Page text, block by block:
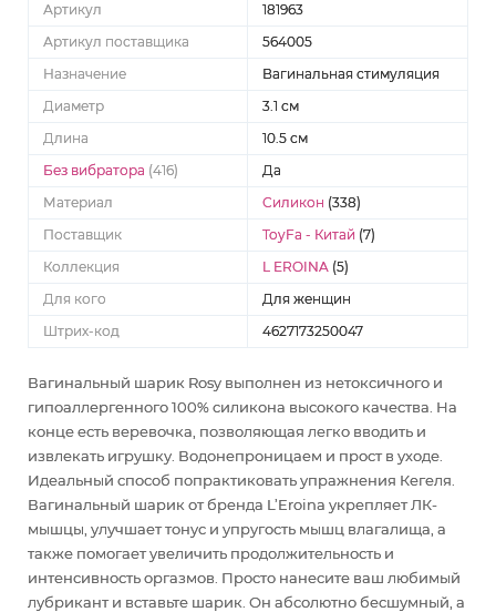
Артикул
181963
Артикул поставщика
564005
Назначение
Вагинальная стимуляция
Диаметр
3.1 см
Длина
10.5 см
Без вибратора (416)
Да
Материал
Силикон (338)
Поставщик
ToyFa - Китай (7)
Коллекция
L EROINA (5)
Для кого
Для женщин
Штрих-код
4627173250047
Вагинальный шарик Rosy выполнен из нетоксичного и
гипоаллергенного 100% силикона высокого качества. На
конце есть веревочка, позволяющая легко вводить и
извлекать игрушку. Водонепроницаем и прост в уходе.
Идеальный способ попрактиковать упражнения Кегеля.
Вагинальный шарик от бренда L’Eroina укрепляет ЛК-
мышцы, улучшает тонус и упругость мышц влагалища, а
также помогает увеличить продолжительность и
интенсивность оргазмов. Просто нанесите ваш любимый
лубрикант и вставьте шарик. Он абсолютно бесшумный, а